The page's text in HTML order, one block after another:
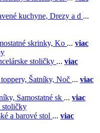
kuchyne, Drezy a d ...
skrinky, Ko ... viac
stoličky ... viac
Šatníky, Noč ... viac
Samostatné sk ... viac
stoličky
a barové stol ... viac